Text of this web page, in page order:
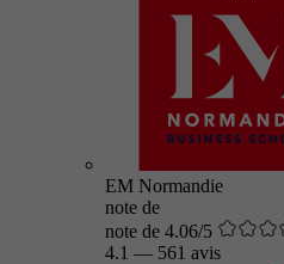
EM Normandie
note de
note de 4.06/5
4.1 — 561 avis